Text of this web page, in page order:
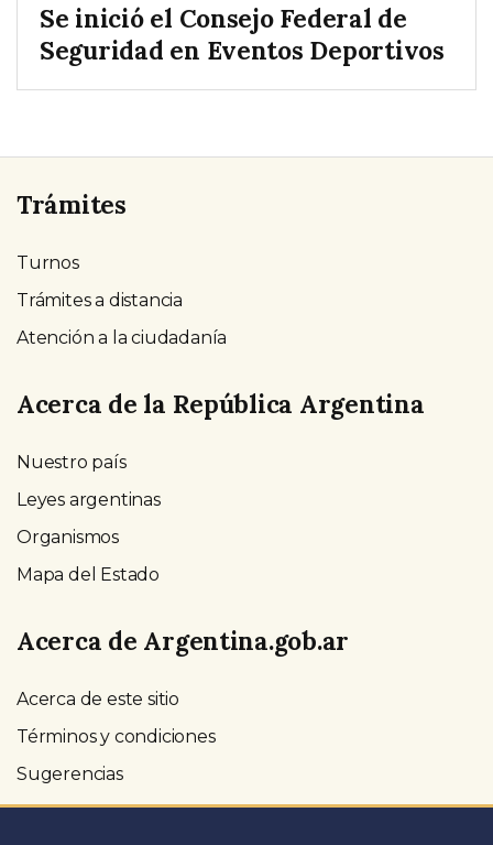
Se inició el Consejo Federal de
Seguridad en Eventos Deportivos
Trámites
Turnos
Trámites a distancia
Atención a la ciudadanía
Acerca de la República Argentina
Nuestro país
Leyes argentinas
Organismos
Mapa del Estado
Acerca de Argentina.gob.ar
Acerca de este sitio
Términos y condiciones
Sugerencias